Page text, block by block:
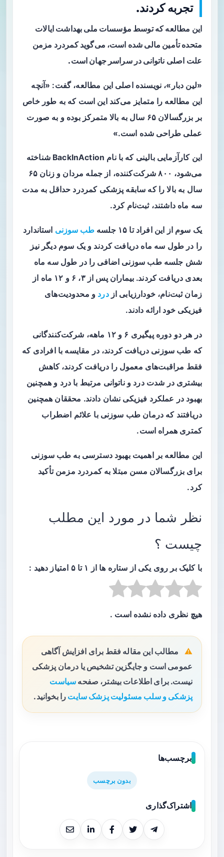
تجربه کردند.
این مطالعه که توسط مؤسسات ملی بهداشت ایالات
متحده تأمین مالی شده است، می‌گوید کمردرد مزمن
علت اصلی ناتوانی در سراسر جهان است.
«لین دبار»، نویسنده اصلی این مطالعه، گفت: «آنچه
این مطالعه را متمایز می‌کند این است که به طور خاص
بر بزرگسالان ۶۵ سال به بالا متمرکز بوده و به صورت
عملی طراحی شده است.»
این کارآزمایی بالینی که با نام BackInAction شناخته
می‌شود، ۸۰۰ شرکت‌کننده، از جمله مردان و زنان ۶۵
سال به بالا را که سابقه پزشکی کمردرد حداقل به مدت
سه ماه داشتند، ثبت‌نام کرد.
یک سوم از این افراد تا ۱۵ جلسه طب سوزنی استاندارد
را در طول سه ماه دریافت کردند و یک سوم دیگر نیز
شش جلسه طب سوزنی اضافی را در طول سه ماه
بعدی دریافت کردند. بیماران پس از ۳، ۶ و ۱۲ ماه از
زمان ثبت‌نام، خودارزیابی ازدرد و محدودیت‌های
فیزیکی خود ارائه دادند.
در هر دو دوره پیگیری ۶ و ۱۲ ماهه، شرکت‌کنندگانی
که طب سوزنی دریافت کردند، در مقایسه با افرادی که
فقط مراقبت‌های معمول را دریافت کردند، کاهش
بیشتری در شدت درد و ناتوانی مرتبط با درد و همچنین
بهبود در عملکرد فیزیکی نشان دادند. محققان همچنین
دریافتند که درمان طب سوزنی با علائم اضطراب
کمتری همراه است.
این مطالعه بر اهمیت بهبود دسترسی به طب سوزنی
برای بزرگسالان مسن مبتلا به کمردرد مزمن تأکید
کرد.
نظر شما در مورد این مطلب
چیست ؟
با کلیک بر روی یکی از ستاره ها از ۱ تا ۵ امتیاز دهید :
هیچ نظری داده نشده است .
مطالب این مقاله فقط برای افزایش آگاهی
عمومی است و جایگزین تشخیص یا درمان پزشکی
نیست. برای اطلاعات بیشتر، صفحه سیاست
پزشکی و سلب مسئولیت پزشک سایت را بخوانید.
برچسب‌ها
بدون برچسب
اشتراک‌گذاری